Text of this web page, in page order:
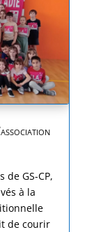
de GS-CP,
à la
de courir